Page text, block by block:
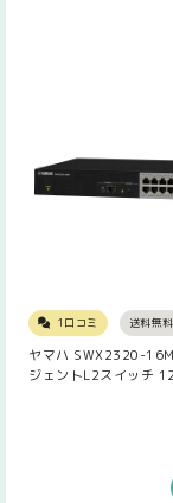
1口コミ 送料無料
ヤマハ SWX2320-
ジェントL2スイッチ